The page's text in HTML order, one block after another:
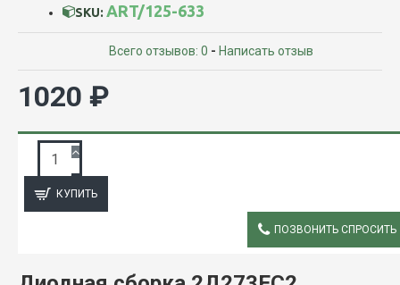
SKU: ART/125-633
Всего отзывов: 0 - Написать отзыв
1020 ₽
КУПИТЬ
ПОЗВОНИТЬ СПРОСИТЬ